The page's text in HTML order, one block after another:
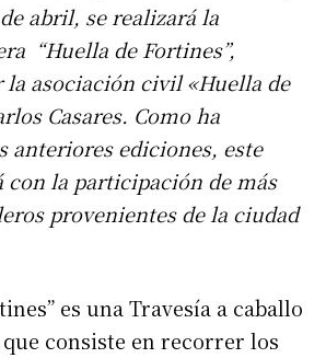
abril, se realizará la
“Huella de Fortines”,
la asociación civil «Huella de
Casares. Como ha
anteriores ediciones, este
con la participación de más
provenientes de la ciudad
es una Travesía a caballo
consiste en recorrer los